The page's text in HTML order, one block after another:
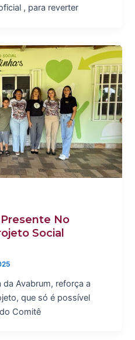
, para reverter
No
Social
Avabrum, reforça a
que só é possível
Comitê